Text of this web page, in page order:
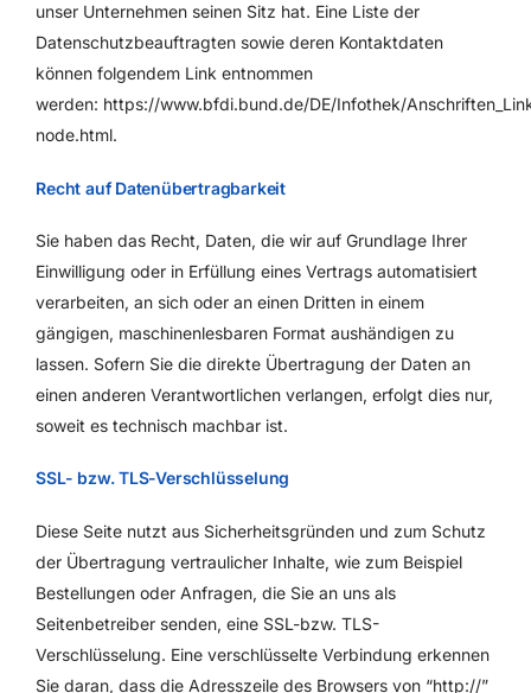
unser Unternehmen seinen Sitz hat. Eine Liste der
Datenschutzbeauftragten sowie deren Kontaktdaten
können folgendem Link entnommen
werden: https://www.bfdi.bund.de/DE/Infothek/
node.html.
Recht auf Datenübertragbarkeit
Sie haben das Recht, Daten, die wir auf Grundlage Ihrer
Einwilligung oder in Erfüllung eines Vertrags automatisiert
verarbeiten, an sich oder an einen Dritten in einem
gängigen, maschinenlesbaren Format aushändigen zu
lassen. Sofern Sie die direkte Übertragung der Daten an
einen anderen Verantwortlichen verlangen, erfolgt dies nur,
soweit es technisch machbar ist.
SSL- bzw. TLS-Verschlüsselung
Diese Seite nutzt aus Sicherheitsgründen und zum Schutz
der Übertragung vertraulicher Inhalte, wie zum Beispiel
Bestellungen oder Anfragen, die Sie an uns als
Seitenbetreiber senden, eine SSL-bzw. TLS-
Verschlüsselung. Eine verschlüsselte Verbindung erkennen
Sie daran, dass die Adresszeile des Browsers von “http://”